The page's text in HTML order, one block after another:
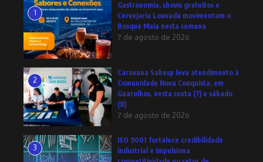
1
Gastronomia, shows gratuitos e
Cervejaria Louvada movimentam o
Bosque Maia nesta semana
7 de agosto de 2026
2
Caravana Sabesp leva atendimento à
Comunidade Nova Conquista, em
Guarulhos, nesta sexta (7) e sábado
(8)
7 de agosto de 2026
3
ISO 9001 fortalece credibilidade
industrial e impulsiona